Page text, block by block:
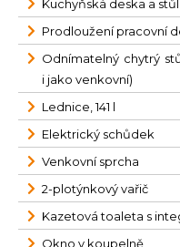
Kuchyňská deska a
Prodloužení pracovní
Odnímatelný chytrý
i jako venkovní)
Lednice, 141 l
Elektrický schůdek
Venkovní sprcha
2-plotýnkový vařič
Kazetová toaleta s
Okno v koupelně